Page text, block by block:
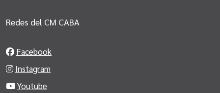
Redes del CM CABA
Facebook
Instagram
Youtube